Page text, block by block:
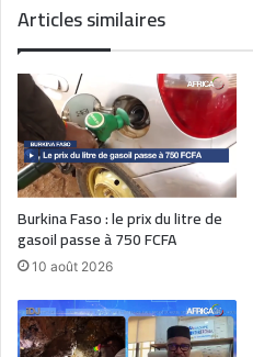
Articles similaires
Burkina Faso : le prix du litre de
gasoil passe à 750 FCFA
10 août 2026